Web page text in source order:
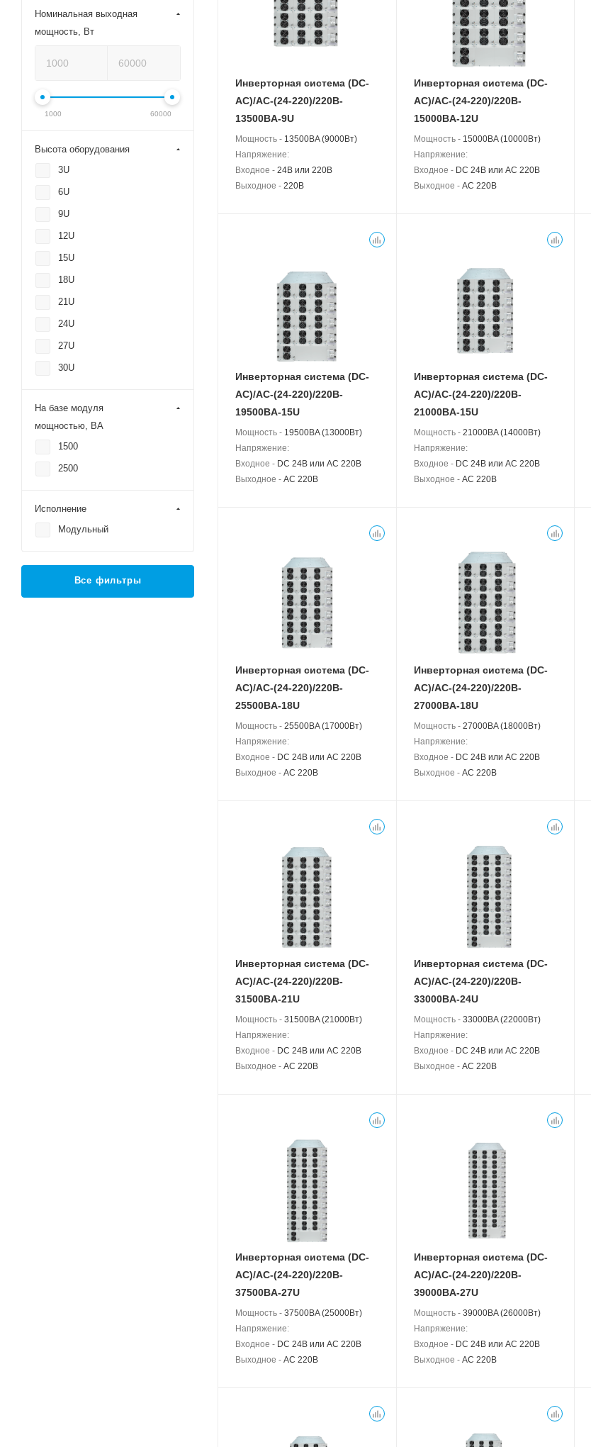
Инверторная система (DC-
АС)/AC-(24-220)/220B-
13500BA-9U
Мощность - 13500BA (9000Вт)
Напряжение:
Входное - 24В или 220В
Выходное - 220В
Инверторная система (DC-
АС)/AC-(24-220)/220B-
15000BA-12U
Мощность - 15000BA (10000Вт)
Напряжение:
Входное - DC 24В или AC 220В
Выходное - AC 220В
Инверторная система (DC-
АС)/AC-(24-220)/220B-
19500BA-15U
Мощность - 19500BA (13000Вт)
Напряжение:
Входное - DC 24В или AC 220В
Выходное - AC 220В
Инверторная система (DC-
АС)/AC-(24-220)/220B-
21000BA-15U
Мощность - 21000BA (14000Вт)
Напряжение:
Входное - DC 24В или AC 220В
Выходное - AC 220В
Инверторная система (DC-
АС)/AC-(24-220)/220B-
25500BA-18U
Мощность - 25500BA (17000Вт)
Напряжение:
Входное - DC 24В или AC 220В
Выходное - AC 220В
Инверторная система (DC-
АС)/AC-(24-220)/220B-
27000BA-18U
Мощность - 27000BA (18000Вт)
Напряжение:
Входное - DC 24В или AC 220В
Выходное - AC 220В
Инверторная система (DC-
АС)/AC-(24-220)/220B-
31500BA-21U
Мощность - 31500BA (21000Вт)
Напряжение:
Входное - DC 24В или AC 220В
Выходное - AC 220В
Инверторная система (DC-
АС)/AC-(24-220)/220B-
33000BA-24U
Мощность - 33000BA (22000Вт)
Напряжение:
Входное - DC 24В или AC 220В
Выходное - AC 220В
Инверторная система (DC-
АС)/AC-(24-220)/220B-
37500BA-27U
Мощность - 37500BA (25000Вт)
Напряжение:
Входное - DC 24В или AC 220В
Выходное - AC 220В
Инверторная система (DC-
АС)/AC-(24-220)/220B-
39000BA-27U
Мощность - 39000BA (26000Вт)
Напряжение:
Входное - DC 24В или AC 220В
Выходное - AC 220В
Номинальная выходная
мощность, Вт
1000 60000
Высота оборудования
3U
6U
9U
12U
15U
18U
21U
24U
27U
30U
На базе модуля
мощностью, ВА
1500
2500
Исполнение
Модульный
Все фильтры